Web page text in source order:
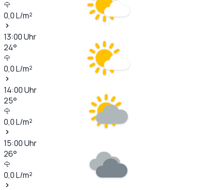
0,0L/m²
13:00Uhr
24°
0,0L/m²
14:00Uhr
25°
0,0L/m²
15:00Uhr
26°
0,0L/m²